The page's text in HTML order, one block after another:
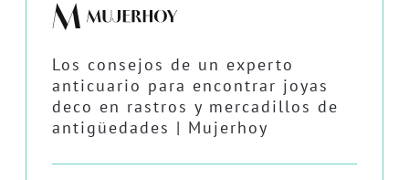
Los consejos de un experto
anticuario para encontrar joyas
deco en rastros y mercadillos de
antigüedades | Mujerhoy